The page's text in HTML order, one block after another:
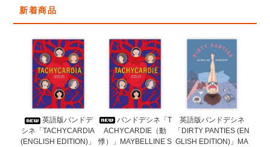
新着商品
英語版バンドデ
シネ「TACHYCARDIA
(ENGLISH EDITION)」
バンドデシネ「T
ACHYCARDIE（動
悸）」MAYBELLINE S
英語版バンドデシネ
「DIRTY PANTIES (EN
GLISH EDITION)」MA